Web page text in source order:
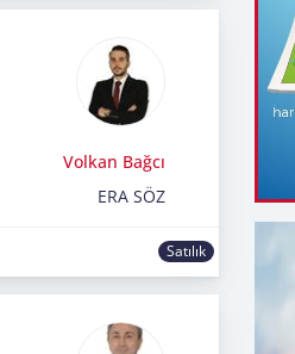
Volkan Bağcı
ERA SÖZ
Satılık